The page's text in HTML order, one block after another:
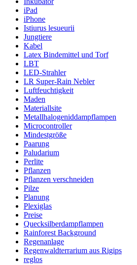
iPad
iPhone
Istiurus lesueurii
Jungtiere
Kabel
Latex Bindemittel und Torf
LBT
LED-Strahler
LR Super-Rain Nebler
Luftfeuchtigkeit
Maden
Materiallsite
Metallhalogeniddampflampen
Microcontroller
Mindestgröße
Paarung
Paludarium
Perlite
Pflanzen
Pflanzen verschneiden
Pilze
Planung
Plexiglas
Preise
Quecksilberdampflampen
Rainforest Background
Regenanlage
Regenwaldterrarium aus Rigips
reglos